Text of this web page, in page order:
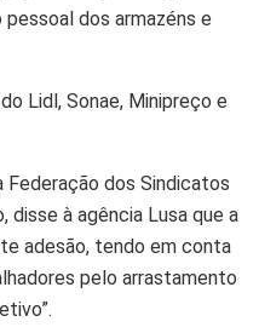
dos armazéns e
Lidl, Sonae, Minipreço e
Federação dos Sindicatos
disse à agência Lusa que a
adesão, tendo em conta
pelo arrastamento